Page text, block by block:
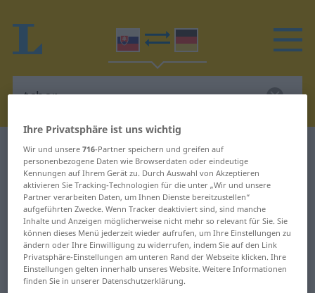
Slowakisch-Deutsch Wörterbuch tchor
Slowakisch-Deutsch Übersetzung
für "tchor"
"tchor" Deutsch Übersetzung
„tchor“: maskulin
Ihre Privatsphäre ist uns wichtig
Wir und unsere716-Partner speichern und greifen auf
personenbezogene Daten wie Browserdaten oder eindeutige
Kennungen auf Ihrem Gerät zu. Durch Auswahl von Akzeptieren
aktivieren Sie Tracking-Technologien für die unter „Wir und unsere
Partner verarbeiten Daten, um Ihnen Dienste bereitzustellen“
aufgeführten Zwecke. Wenn Tracker deaktiviert sind, sind manche
Inhalte und Anzeigen möglicherweise nicht mehr so relevant für Sie. Sie
können dieses Menü jederzeit wieder aufrufen, um Ihre Einstellungen zu
ändern oder Ihre Einwilligung zu widerrufen, indem Sie auf den Link
Privatsphäre-Einstellungen am unteren Rand der Webseite klicken. Ihre
Einstellungen gelten innerhalb unseres Website. Weitere Informationen
finden Sie in unserer Datenschutzerklärung.